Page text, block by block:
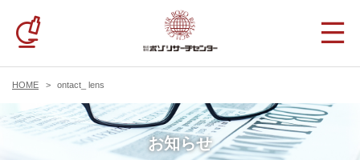
HOME ontact_ lens
お知らせ